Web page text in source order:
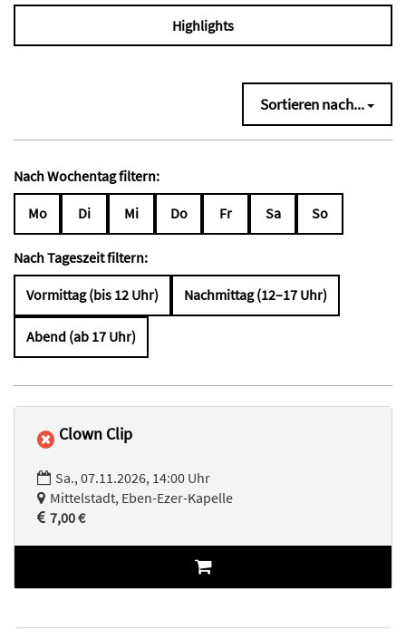
Highlights
Sortieren nach...
Nach Wochentag filtern:
Mo Di Mi Do Fr Sa So
Nach Tageszeit filtern:
Vormittag (bis 12 Uhr) Nachmittag (12–17 Uhr)
Abend (ab 17 Uhr)
Clown Clip
Sa., 07.11.2026, 14:00 Uhr
Mittelstadt, Eben-Ezer-Kapelle
7,00 €